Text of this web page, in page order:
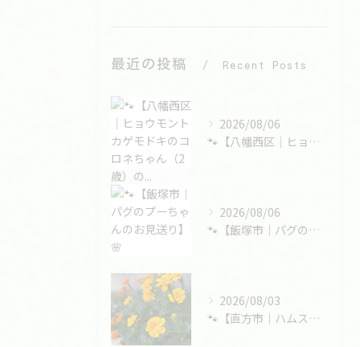
最近の投稿 Recent Posts
2026/08/06
🐾【八幡西区｜ヒョウモントカゲモドキのコロネちゃん（2歳）の...
2026/08/06
🐾【飯塚市｜パグのプーちゃんのお見送り】🌸
2026/08/03
🐾【直方市｜ハムスターの大福くんのお見送り】🌸